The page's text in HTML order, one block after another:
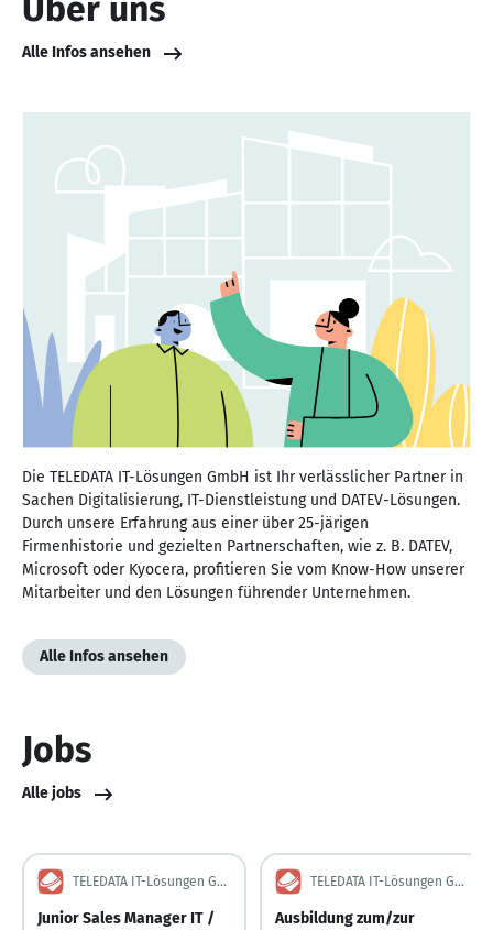
Alle Infos ansehen
Die TELEDATA IT-Lösungen GmbH ist Ihr verlässlicher Partner in
Sachen Digitalisierung, IT-Dienstleistung und DATEV-Lösungen.
Durch unsere Erfahrung aus einer über 25-järigen
Firmenhistorie und gezielten Partnerschaften, wie z. B. DATEV,
Microsoft oder Kyocera, profitieren Sie vom Know-How unserer
Mitarbeiter und den Lösungen führender Unternehmen.
Alle Infos ansehen
Jobs
Alle jobs
TELEDATA IT-Lösungen GmbH
Junior Sales Manager IT /
TELEDATA IT-Lösungen GmbH
Ausbildung zum/zur